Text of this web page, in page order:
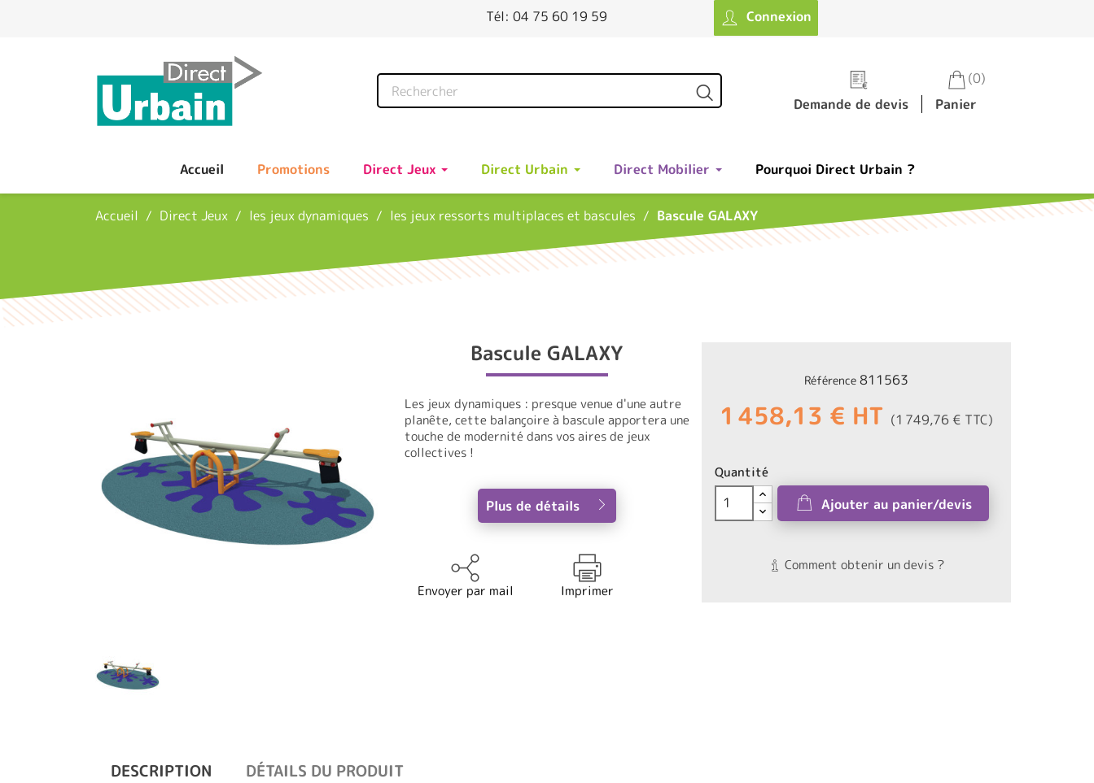
Tél: 04 75 60 19 59 Connexion
Demande de devis Panier
(0)
Accueil Promotions Direct Jeux Direct Urbain Direct Mobilier Pourquoi Direct Urbain ?
Accueil Direct Jeux les jeux dynamiques les jeux ressorts multiplaces et bascules Bascule GALAXY
Bascule GALAXY
Les jeux dynamiques : presque venue d'une autre
planête, cette balançoire à bascule apportera une
touche de modernité dans vos aires de jeux
collectives !
Plus de détails
Envoyer par mail Imprimer
Référence 811563
1 458,13 € HT (1 749,76 € TTC)
Quantité
Ajouter au panier/devis
Comment obtenir un devis ?
DESCRIPTION DÉTAILS DU PRODUIT